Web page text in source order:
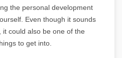
the personal development
Even though it sounds
could also be one of the
to get into.